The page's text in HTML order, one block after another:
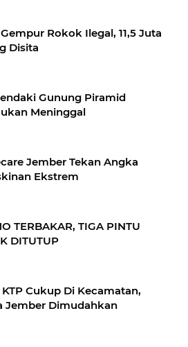
Rokok Ilegal, 11,5 Juta
Disita
Gunung Piramid
Meninggal
Jember Tekan Angka
Ekstrem
TERBAKAR, TIGA PINTU
DITUTUP
Cukup Di Kecamatan,
Jember Dimudahkan